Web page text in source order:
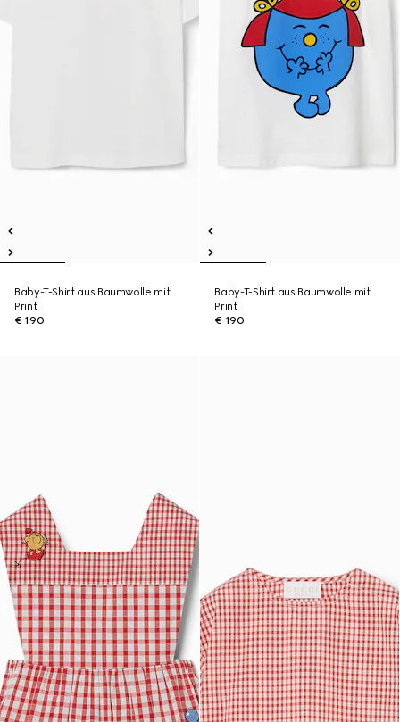
Baby-T-Shirt aus Baumwolle mit
Print
€ 190
Baby-T-Shirt aus Baumwolle mit
Print
€ 190